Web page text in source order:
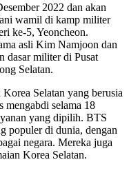
2022 dan akan
wamil di kamp militer
ke-5, Yeoncheon.
asli Kim Namjoon dan
dasar militer di Pusat
Selatan.
Selatan yang berusia
mengabdi selama 18
yang dipilih. BTS
populer di dunia, dengan
negara. Mereka juga
Korea Selatan.